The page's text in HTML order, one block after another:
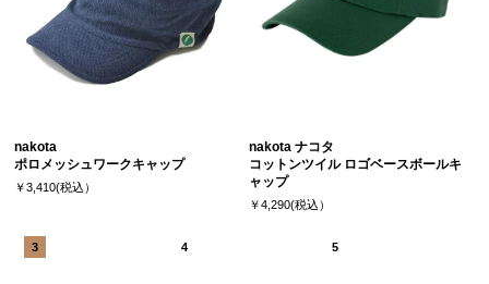
nakota
ポロメッシュワークキャップ
￥3,410(税込）
nakota ナコタ
コットンツイル ロゴベースボールキ
ャップ
￥4,290(税込）